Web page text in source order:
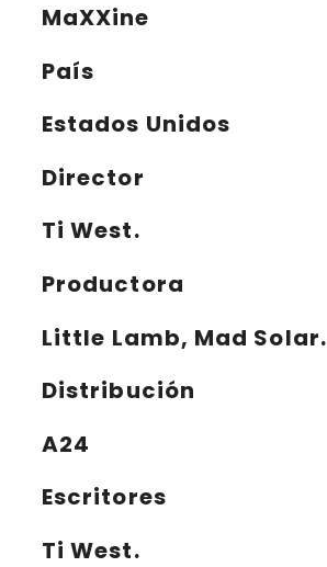
MaXXine
País
Estados Unidos
Director
Ti West.
Productora
Little Lamb, Mad Solar.
Distribución
A24
Escritores
Ti West.